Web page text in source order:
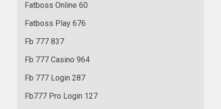
Fatboss Online 60
Fatboss Play 676
Fb 777 837
Fb 777 Casino 964
Fb 777 Login 287
Fb777 Pro Login 127